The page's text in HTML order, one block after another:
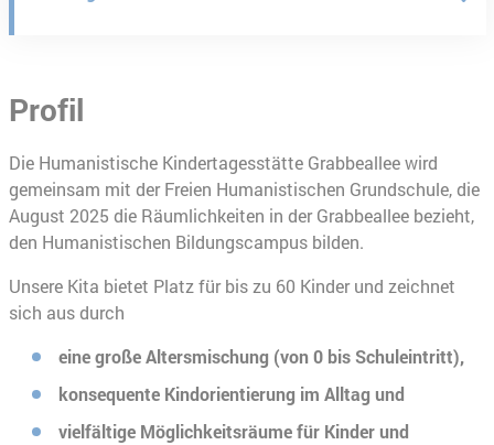
Profil
Die Humanistische Kindertagesstätte Grabbeallee wird
gemeinsam mit der Freien Humanistischen Grundschule, die
August 2025 die Räumlichkeiten in der Grabbeallee bezieht,
den Humanistischen Bildungscampus bilden.
Unsere Kita bietet Platz für bis zu 60 Kinder und zeichnet
sich aus durch
eine große Altersmischung (von 0 bis Schuleintritt),
konsequente Kindorientierung im Alltag und
vielfältige Möglichkeitsräume für Kinder und